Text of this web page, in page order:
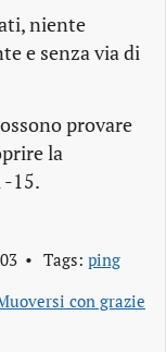
niente
e senza via di
provare
la
-15.
Tags: ping
con grazie